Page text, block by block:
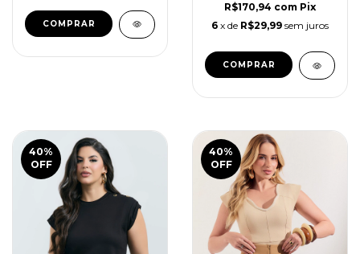
COMPRAR
R$170,94 com Pix
6 x de R$29,99 sem juros
COMPRAR
40%
OFF
40%
OFF